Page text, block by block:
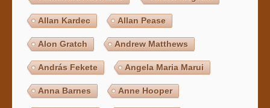
Allan Kardec Allan Pease
Alon Gratch Andrew Matthews
András Fekete Angela Maria Marui
Anna Barnes Anne Hooper